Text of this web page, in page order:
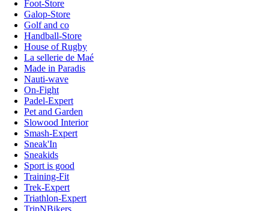
Foot-Store
Galop-Store
Golf and co
Handball-Store
House of Rugby
La sellerie de Maé
Made in Paradis
Nauti-wave
On-Fight
Padel-Expert
Pet and Garden
Slowood Interior
Smash-Expert
Sneak'In
Sneakids
Sport is good
Training-Fit
Trek-Expert
Triathlon-Expert